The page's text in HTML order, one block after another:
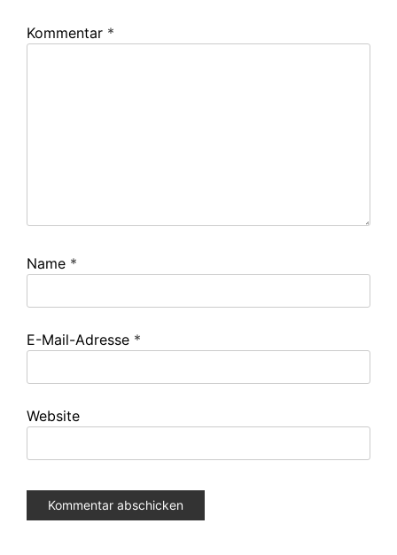
Kommentar *
Name *
E-Mail-Adresse *
Website